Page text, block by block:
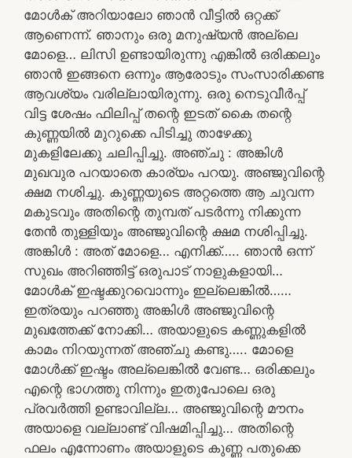
മോൾക് അറിയാലോ ഞാൻ വീട്ടിൽ ഒറ്റക്ക്
ആണെന്ന്. ഞാനും ഒരു മനുഷ്യൻ അല്ലെ
മോളെ… ലിസി ഉണ്ടായിരുന്നു എങ്കിൽ ഒരിക്കലും
ഞാൻ ഇങ്ങനെ ഒന്നും ആരോടും സംസാരിക്കണ്ട
ആവശ്യം വരില്ലായിരുന്നു. ഒരു നെടുവീർപ്പ്
വിട്ട ശേഷം ഫിലിപ്പ് തന്റെ ഇടത് കൈ തന്റെ
കുണ്ണയിൽ മുറുക്കെ പിടിച്ചു താഴേക്കു
മുകളിലേക്കു ചലിപ്പിച്ചു. അഞ്ചു : അങ്കിൾ
മുഖവുര പറയാതെ കാര്യം പറയു. അഞ്ജുവിന്റെ
ക്ഷമ നശിച്ചു. കുണ്ണയുടെ അറ്റത്തെ ആ ചുവന്ന
മകുടവും അതിന്റെ തുമ്പത് പടർന്നു നിക്കുന്ന
തേൻ തുള്ളിയും അഞ്ജുവിന്റെ ക്ഷമ നശിപ്പിച്ചു.
അങ്കിൾ : അത് മോളെ… എനിക്ക്….. ഞാൻ ഒന്ന്
സുഖം അറിഞ്ഞിട്ട് ഒരുപാട് നാളുകളായി…
മോൾക് ഇഷ്ടക്കുറവൊന്നും ഇല്ലെങ്കിൽ……
ഇത്രയും പറഞ്ഞു അങ്കിൾ അഞ്ജുവിന്റെ
മുഖത്തേക്ക് നോക്കി… അയാളുടെ കണ്ണുകളിൽ
കാമം നിറയുന്നത് അഞ്ചു കണ്ടു….. മോളെ
മോൾക്ക് ഇഷ്ടം അല്ലെങ്കിൽ വേണ്ട… ഒരിക്കലും
എന്റെ ഭാഗത്തു നിന്നും ഇതുപോലെ ഒരു
പ്രവർത്തി ഉണ്ടാവില്ല… അഞ്ജുവിന്റെ മൗനം
അയാളെ വല്ലാണ്ട് വിഷമിപ്പിച്ചു… അതിന്റെ
ഫലം എന്നോണം അയാളുടെ കുണ്ണ പതുക്കെ